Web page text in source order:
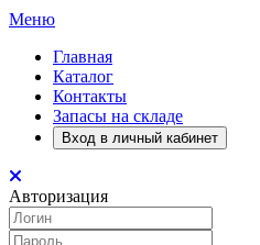
Меню
Главная
Каталог
Контакты
Запасы на складе
Вход в личный кабинет
Авторизация